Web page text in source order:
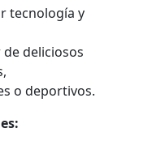
tecnología y
deliciosos
o deportivos.